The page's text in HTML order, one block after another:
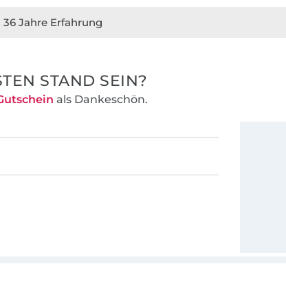
36 Jahre Erfahrung
STAND SEIN?
als Dankeschön.